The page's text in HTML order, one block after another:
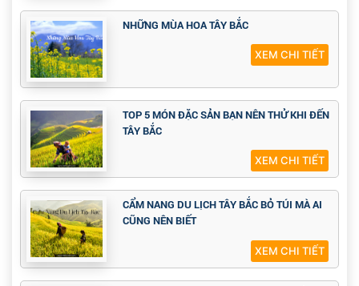
NHỮNG MÙA HOA TÂY BẮC
XEM CHI TIẾT
TOP 5 MÓN ĐẶC SẢN BẠN NÊN THỬ KHI ĐẾN
TÂY BẮC
XEM CHI TIẾT
CẨM NANG DU LỊCH TÂY BẮC BỎ TÚI MÀ AI
CŨNG NÊN BIẾT
XEM CHI TIẾT